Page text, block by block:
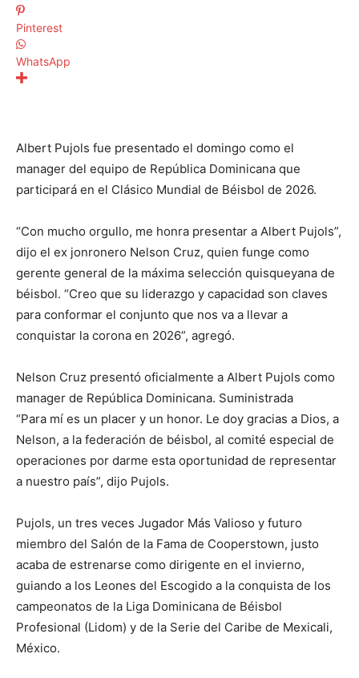
Pinterest
WhatsApp
Albert Pujols fue presentado el domingo como el
manager del equipo de República Dominicana que
participará en el Clásico Mundial de Béisbol de 2026.
“Con mucho orgullo, me honra presentar a Albert Pujols”,
dijo el ex jonronero Nelson Cruz, quien funge como
gerente general de la máxima selección quisqueyana de
béisbol. “Creo que su liderazgo y capacidad son claves
para conformar el conjunto que nos va a llevar a
conquistar la corona en 2026”, agregó.
Nelson Cruz presentó oficialmente a Albert Pujols como
manager de República Dominicana. Suministrada
“Para mí es un placer y un honor. Le doy gracias a Dios, a
Nelson, a la federación de béisbol, al comité especial de
operaciones por darme esta oportunidad de representar
a nuestro país”, dijo Pujols.
Pujols, un tres veces Jugador Más Valioso y futuro
miembro del Salón de la Fama de Cooperstown, justo
acaba de estrenarse como dirigente en el invierno,
guiando a los Leones del Escogido a la conquista de los
campeonatos de la Liga Dominicana de Béisbol
Profesional (Lidom) y de la Serie del Caribe de Mexicali,
México.